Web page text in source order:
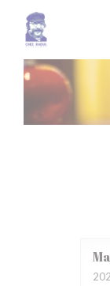
クッキー利用の管